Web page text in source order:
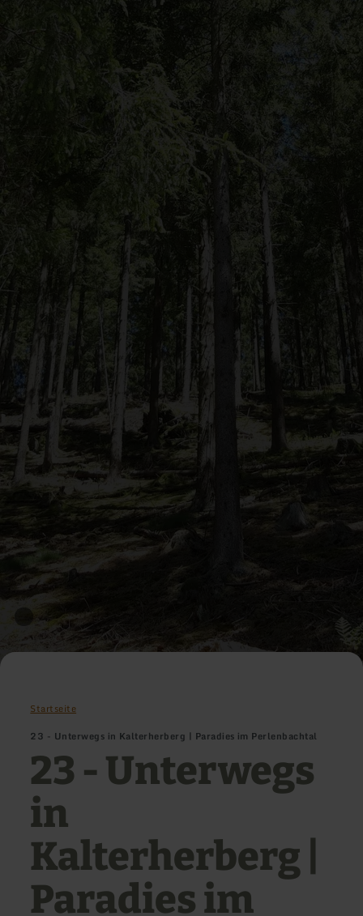
Startseite
23 - Unterwegs in Kalterherberg | Paradies im Perlenbachtal
23 - Unterwegs
in
Kalterherberg |
Paradies im